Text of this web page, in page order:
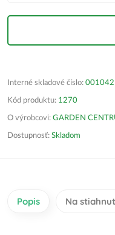
Interné skladové číslo: 001042
Kód produktu: 1270
O výrobcovi: GARDEN
Dostupnosť: Skladom
Popis Na